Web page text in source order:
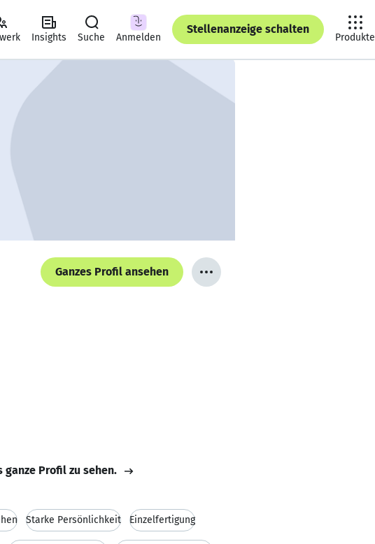
Insights Suche Anmelden
Stellenanzeige schalten
Produkte
Ganzes Profil ansehen
ganze Profil zu sehen.
Starke Persönlichkeit Einzelfertigung